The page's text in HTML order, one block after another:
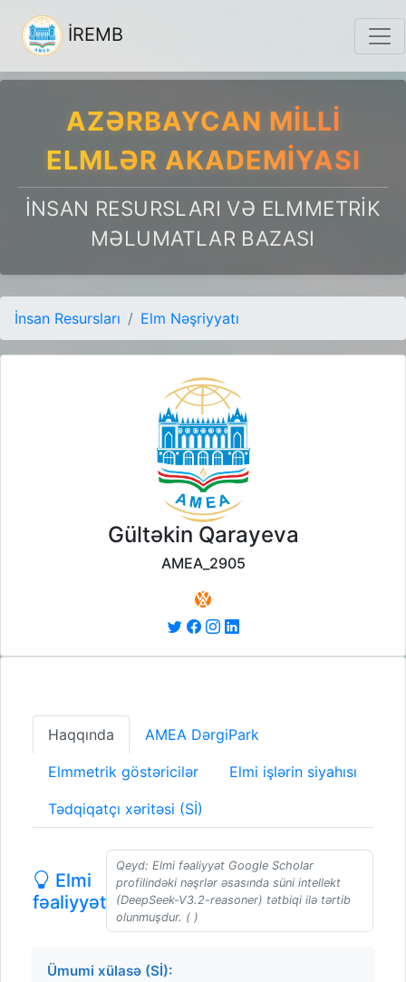
İREMB
AZƏRBAYCAN MILLI
ELMLƏR AKADEMIYASI
İNSAN RESURSLARI VƏ ELMMETRIK
MƏLUMATLAR BAZASI
İnsan Resursları Elm Nəşriyyatı
Gültəkin Qarayeva
AMEA_2905
Haqqında AMEA DərgiPark
Elmmetrik göstəricilər Elmi işlərin siyahısı
Tədqiqatçı xəritəsi (Sİ)
Elmi
fəaliyyət
Qeyd: Elmi fəaliyyət Google Scholar
profilindəki nəşrlər əsasında süni intellekt
(DeepSeek-V3.2-reasoner) tətbiqi ilə tərtib
olunmuşdur. ( )
Ümumi xülasə (Sİ):